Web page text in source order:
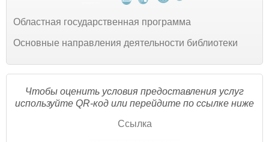
Областная государственная программа
Основные направления деятельности библиотеки
Чтобы оценить условия предоставления услуг
используйте QR-код или перейдите по ссылке ниже
Ссылка